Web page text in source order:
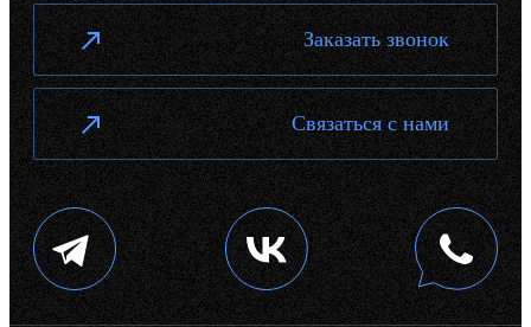
Заказать звонок
Связаться с нами